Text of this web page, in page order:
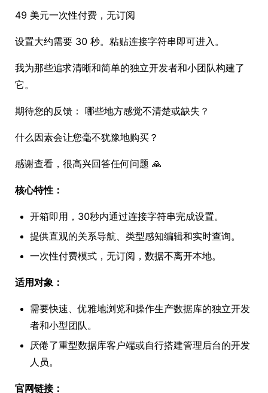
49 美元一次性付费，无订阅
设置大约需要 30 秒。粘贴连接字符串即可进入。
我为那些追求清晰和简单的独立开发者和小团队构建了
它。
期待您的反馈： 哪些地方感觉不清楚或缺失？
什么因素会让您毫不犹豫地购买？
感谢查看，很高兴回答任何问题 🙏
核心特性：
开箱即用，30秒内通过连接字符串完成设置。
提供直观的关系导航、类型感知编辑和实时查询。
一次性付费模式，无订阅，数据不离开本地。
适用对象：
需要快速、优雅地浏览和操作生产数据库的独立开发
者和小型团队。
厌倦了重型数据库客户端或自行搭建管理后台的开发
人员。
官网链接：